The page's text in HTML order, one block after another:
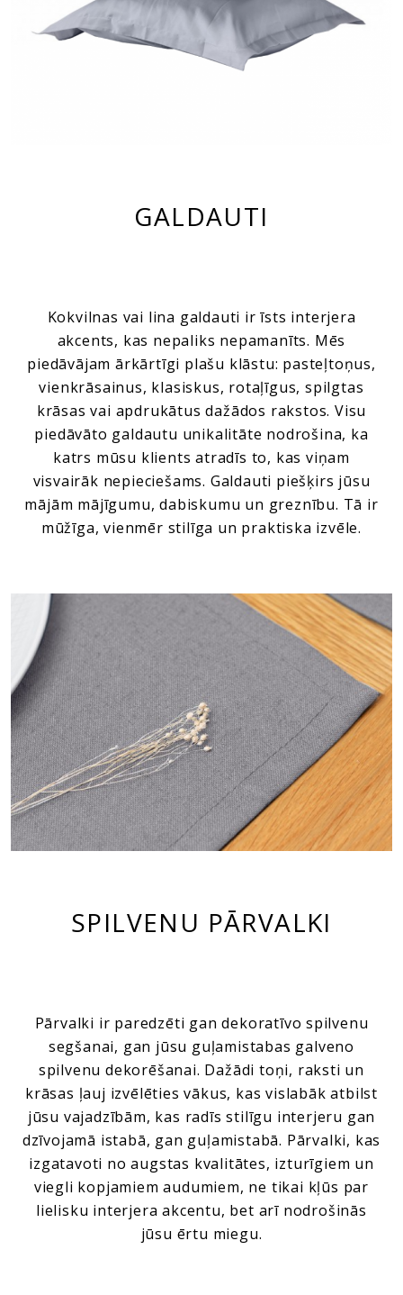
GALDAUTI
Kokvilnas vai lina galdauti ir īsts interjera
akcents, kas nepaliks nepamanīts. Mēs
piedāvājam ārkārtīgi plašu klāstu: pasteļtoņus,
vienkrāsainus, klasiskus, rotaļīgus, spilgtas
krāsas vai apdrukātus dažādos rakstos. Visu
piedāvāto galdautu unikalitāte nodrošina, ka
katrs mūsu klients atradīs to, kas viņam
visvairāk nepieciešams. Galdauti piešķirs jūsu
mājām mājīgumu, dabiskumu un greznību. Tā ir
mūžīga, vienmēr stilīga un praktiska izvēle.
SPILVENU PĀRVALKI
Pārvalki ir paredzēti gan dekoratīvo spilvenu
segšanai, gan jūsu guļamistabas galveno
spilvenu dekorēšanai. Dažādi toņi, raksti un
krāsas ļauj izvēlēties vākus, kas vislabāk atbilst
jūsu vajadzībām, kas radīs stilīgu interjeru gan
dzīvojamā istabā, gan guļamistabā. Pārvalki, kas
izgatavoti no augstas kvalitātes, izturīgiem un
viegli kopjamiem audumiem, ne tikai kļūs par
lielisku interjera akcentu, bet arī nodrošinās
jūsu ērtu miegu.